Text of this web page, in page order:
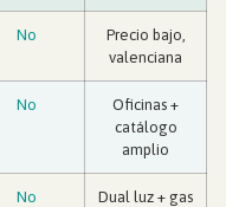
No
Precio bajo,
valenciana
No
Oficinas +
catálogo
amplio
No Dual luz + gas